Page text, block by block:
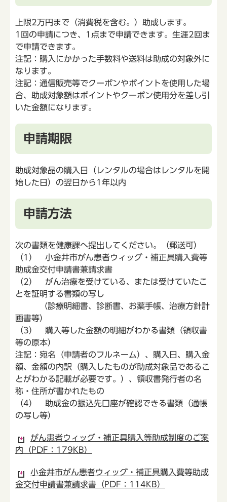
上限2万円まで（消費税を含む。）助成します。
1回の申請につき、1点まで申請できます。生涯2回ま
で申請できます。
注記：購入にかかった手数料や送料は助成の対象外に
なります。
注記：通信販売等でクーポンやポイントを使用した場
合、助成対象額はポイントやクーポン使用分を差し引
いた金額になります。
申請期限
助成対象品の購入日（レンタルの場合はレンタルを開
始した日）の翌日から1年以内
申請方法
次の書類を健康課へ提出してください。（郵送可）
（1） 小金井市がん患者ウィッグ・補正具購入費等
助成金交付申請書兼請求書
（2） がん治療を受けている、または受けていたこ
とを証明する書類の写し
（診療明細書、診断書、お薬手帳、治療方針計
画書等）
（3） 購入等した金額の明細がわかる書類（領収書
等の原本）
注記：宛名（申請者のフルネーム）、購入日、購入金
額、金額の内訳（購入したものが助成対象品であるこ
とがわかる記載が必要です。）、領収書発行者の名
称・住所が書かれたもの
（4） 助成金の振込先口座が確認できる書類（通帳
の写し等）
がん患者ウィッグ・補正具購入等助成制度のご案
内（PDF：179KB）
小金井市がん患者ウィッグ・補正具購入費等助成
金交付申請書兼請求書（PDF：114KB）